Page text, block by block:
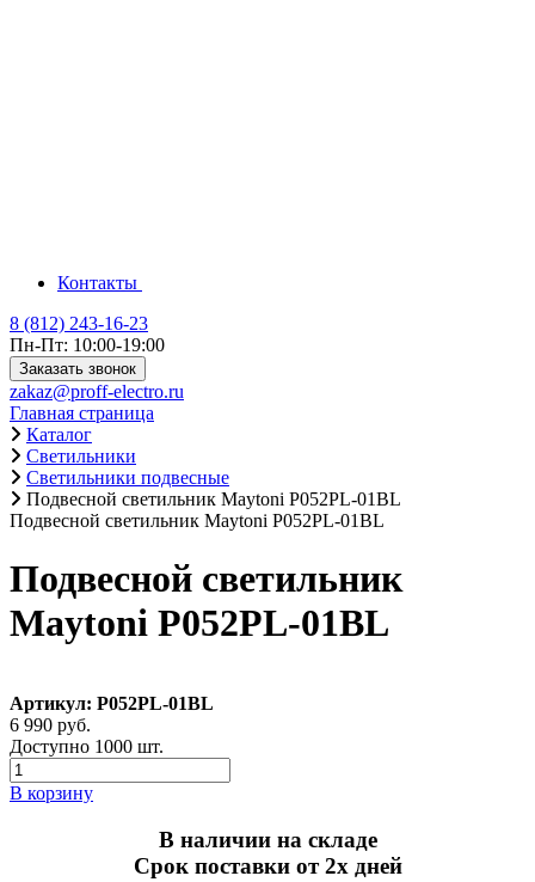
Контакты
8 (812) 243-16-23
Пн-Пт: 10:00-19:00
Заказать звонок
zakaz@proff-electro.ru
Главная страница
Каталог
Светильники
Светильники подвесные
Подвесной светильник Maytoni P052PL-01BL
Подвесной светильник Maytoni P052PL-01BL
Подвесной светильник
Maytoni P052PL-01BL
Артикул: P052PL-01BL
6 990 руб.
Доступно 1000 шт.
В корзину
В наличии на складе
Срок поставки от 2х дней